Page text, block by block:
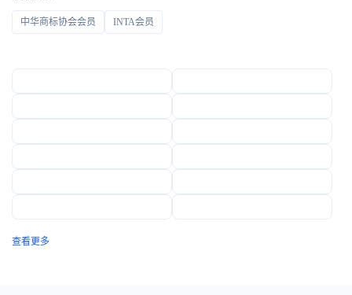
中华商标协会会员 INTA会员
查看更多